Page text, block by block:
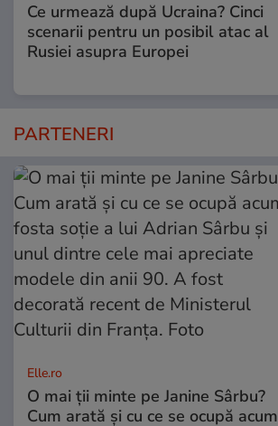
Ce urmează după Ucraina? Cinci
scenarii pentru un posibil atac al
Rusiei asupra Europei
PARTENERI
Elle.ro
O mai ții minte pe Janine Sârbu?
Cum arată și cu ce se ocupă acum